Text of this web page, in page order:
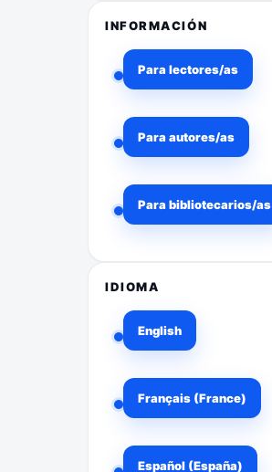
INFORMACIÓN
Para lectores/as
Para autores/as
Para bibliotecarios/as
IDIOMA
English
Français (France)
Español (España)